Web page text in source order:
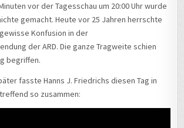
vor der Tagesschau um 20:00 Uhr wurde
gemacht. Heute vor 25 Jahren herrschte
Konfusion in der
der ARD. Die ganze Tragweite schien
begriffen.
fasste Hanns J. Friedrichs diesen Tag in
so zusammen: